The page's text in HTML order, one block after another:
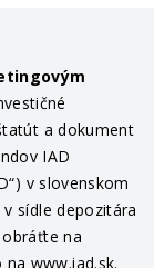
a dokument
IAD
v slovenskom
sídle depozitára
na
www.iad.sk.